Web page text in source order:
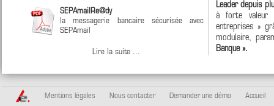
SEPAmailRe@dy
la messagerie bancaire sécurisée avec
SEPAmail
Lire la suite ...
Leader depuis
à forte valeur
entreprises »
modulaire,
Banque ».
Mentions légales Nous contacter Demander une démo Accueil